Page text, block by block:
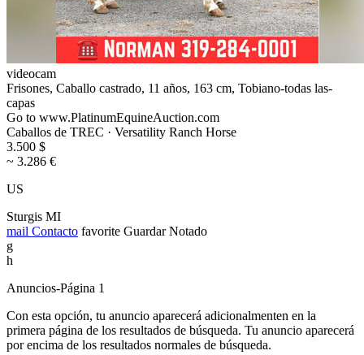
videocam
Frisones, Caballo castrado, 11 años, 163 cm, Tobiano-todas las-
capas
Go to www.PlatinumEquineAuction.com
Caballos de TREC · Versatility Ranch Horse
3.500 $
~ 3.286 €
US
Sturgis MI
mail Contacto favorite Guardar Notado
g
h
Anuncios-Página 1
Con esta opción, tu anuncio aparecerá adicionalmenten en la
primera página de los resultados de búsqueda. Tu anuncio aparecerá
por encima de los resultados normales de búsqueda.